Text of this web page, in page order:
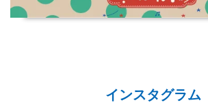
インスタグラム